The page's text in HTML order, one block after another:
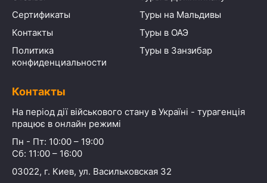
Сертификаты
Контакты
Политика
конфиденциальности
Туры на Мальдивы
Туры в ОАЭ
Туры в Занзибар
Контакты
На період дії військового стану в Україні - турагенція
працює в онлайн режимі
Пн - Пт: 10:00 – 19:00
Сб: 11:00 – 16:00
03022, г. Киев, ул. Васильковская 32